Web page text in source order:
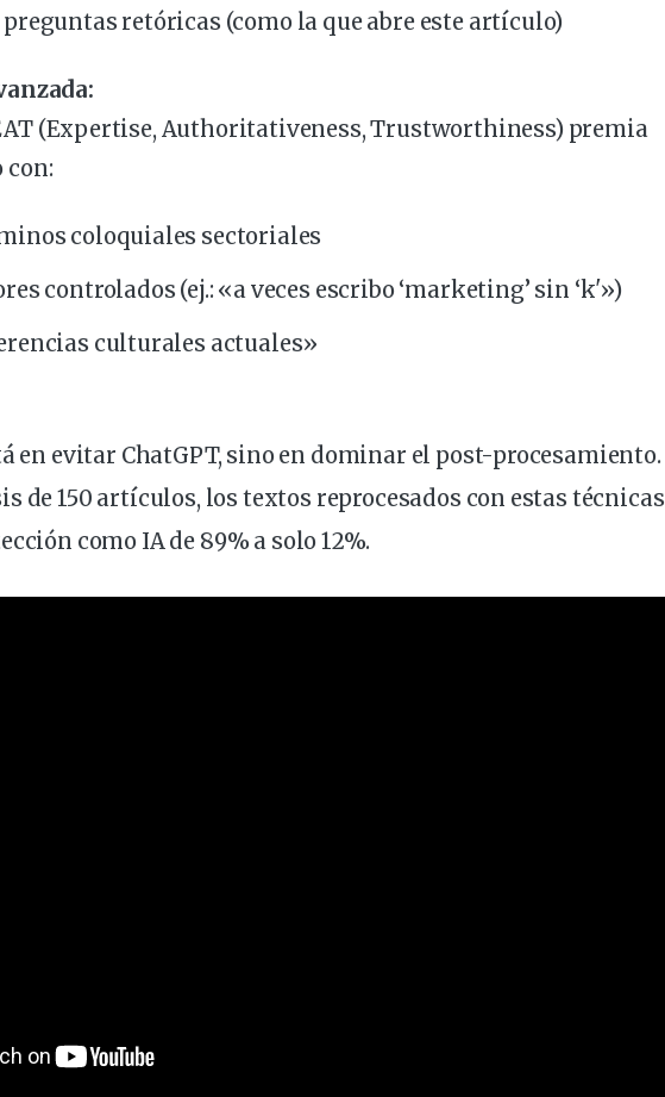
retóricas (como la que abre este artículo)
(Expertise, Authoritativeness, Trustworthiness) premia
con:
coloquiales sectoriales
controlados (ej.: «a veces escribo ‘marketing’ sin ‘k'»)
culturales actuales»
en evitar ChatGPT, sino en dominar el post-procesamiento.
de 150 artículos, los textos reprocesados con estas técnicas
como IA de 89% a solo 12%.